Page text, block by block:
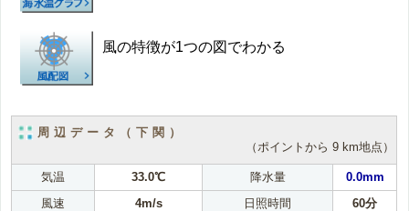
風の特徴が1つの図でわかる
周辺データ（下関）
（ポイントから 9 km地点）
気温 33.0℃ 降水量
0.0mm
風速
4m/s 日照時間 60分